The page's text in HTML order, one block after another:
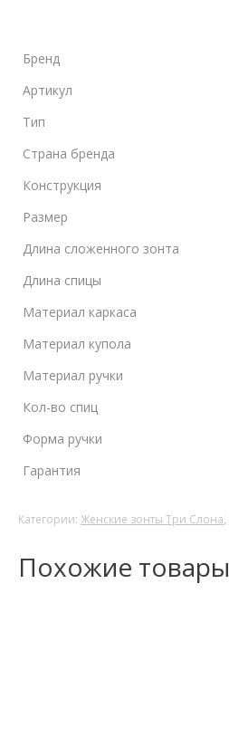
Бренд
Артикул
Тип
Страна бренда
Конструкция
Размер
Длина сложенного зонта
Длина спицы
Материал каркаса
Материал купола
Материал ручки
Кол-во спиц
Форма ручки
Гарантия
Категории: Женские зонты Три Слона,
Похожие товары